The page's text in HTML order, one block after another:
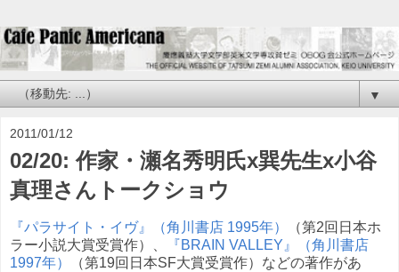
▼
2011/01/12
02/20: 作家・瀬名秀明氏x巽先生x小谷
真理さんトークショウ
『パラサイト・イヴ』（角川書店 1995年）
（第2回日本ホ
ラー小説大賞受賞作）、
『BRAIN VALLEY』（角川書店
1997年）
（第19回日本SF大賞受賞作）などの著作があ